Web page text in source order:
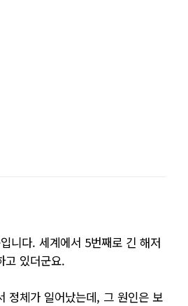
니다. 세계에서 5번째로 긴 해저
고 있더군요.
정체가 일어났는데, 그 원인은 보